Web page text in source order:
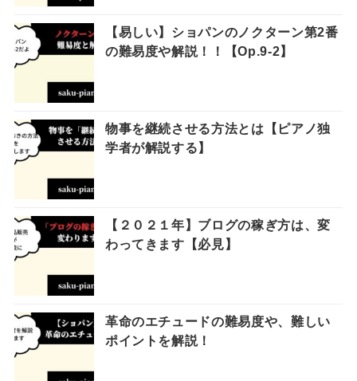
【易しい】ショパンのノクターン第2番
の難易度や解説！！【Op.9-2】
物事を継続させる方法とは【ピアノ独
学者が解説する】
【２０２１年】ブログの稼ぎ方は、変
わってきます【必見】
革命のエチュードの難易度や、難しい
ポイントを解説！